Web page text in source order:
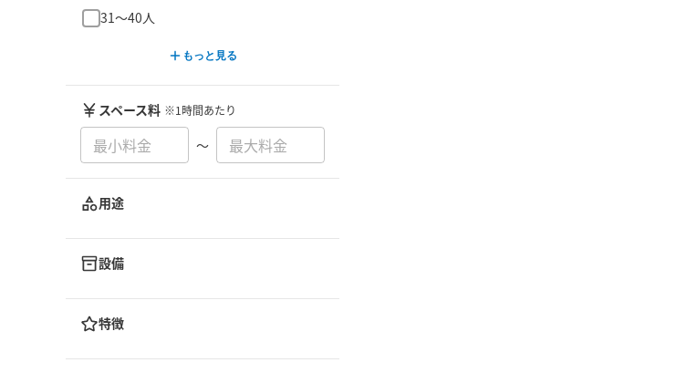
31〜40人
もっと見る
スペース料 ※1時間あたり
〜
用途
設備
特徴